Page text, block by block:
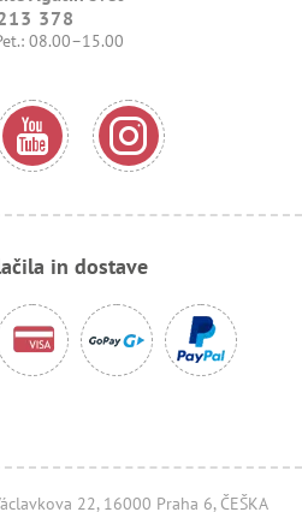
378
08.00–15.00
in dostave
22, 16000 Praha 6, ČEŠKA